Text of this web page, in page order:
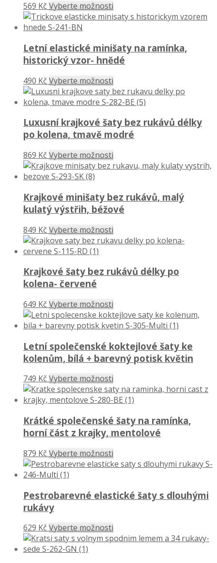
569 Kč Vyberte možnosti
Letní elastické minišaty na ramínka,
historický vzor- hnědé
490 Kč Vyberte možnosti
Luxusní krajkové šaty bez rukávů délky
po kolena, tmavě modré
869 Kč Vyberte možnosti
Krajkové minišaty bez rukávů, malý
kulatý výstřih, béžové
849 Kč Vyberte možnosti
Krajkové šaty bez rukávů délky po
kolena- červené
649 Kč Vyberte možnosti
Letní společenské koktejlové šaty ke
kolenům, bílá + barevný potisk květin
749 Kč Vyberte možnosti
Krátké společenské šaty na ramínka,
horní část z krajky, mentolové
879 Kč Vyberte možnosti
Pestrobarevné elastické šaty s dlouhými
rukávy
629 Kč Vyberte možnosti